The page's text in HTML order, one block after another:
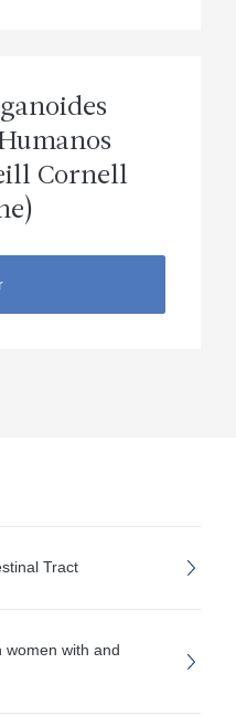
Cornell
Tract
women with and